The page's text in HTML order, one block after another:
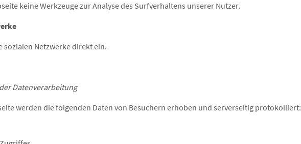
keine Werkzeuge zur Analyse des Surfverhaltens unserer Nutzer.
sozialen Netzwerke direkt ein.
Datenverarbeitung
werden die folgenden Daten von Besuchern erhoben und serverseitig protokolliert: